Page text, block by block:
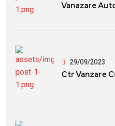
Vanazare
29/09/2023
Ctr Vanzare